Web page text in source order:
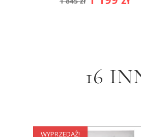
podstawowa
16
WYPRZEDAŻ!